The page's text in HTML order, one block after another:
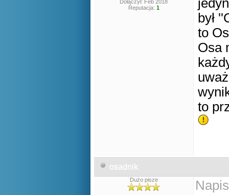
Dołączył: Feb 2018
Reputacja: 1
był
to
Osa
to
osadnik
Dużo pisze